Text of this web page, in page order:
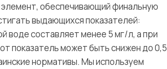
обеспечивающий финальную
выдающихся показателей:
воде составляет менее 5 мг/л, а при
показатель может быть снижен до 0,5
нормативы. Мы используем